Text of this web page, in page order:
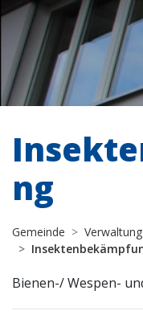
ng
Gemeinde Verwaltung
Bienen-/ Wespen-